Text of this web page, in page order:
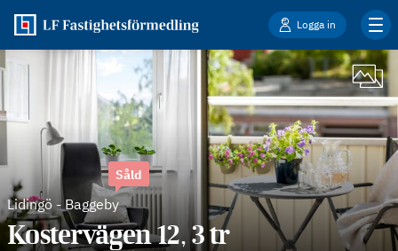
Logga in
Lidingö -Baggeby
Såld
Kostervägen 12, 3 tr